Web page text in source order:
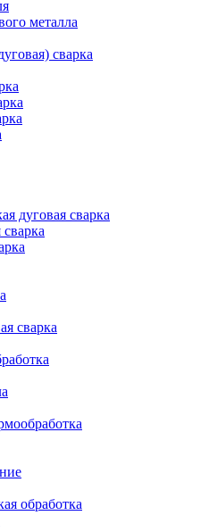
металла
сварка
дуговая сварка
сварка
обработка